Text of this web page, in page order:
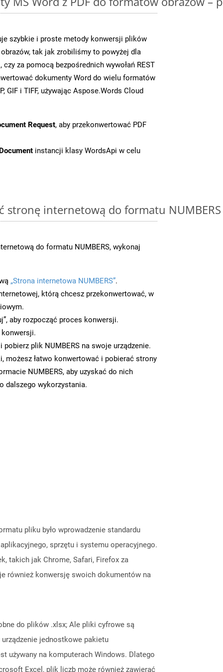
szybkie i proste metody konwersji plików
tak jak zrobiliśmy to powyżej dla
za pomocą bezpośrednich wywołań REST
dokumenty Word do wielu formatów
GIF i TIFF, używając Aspose.Words Cloud
Request, aby przekonwertować PDF
instancji klasy WordsApi w celu
stronę internetową do formatu NUMBERS
do formatu NUMBERS, wykonaj
„Strona internetowa NUMBERS”.
którą chcesz przekonwertować, w
aby rozpocząć proces konwersji.
konwersji.
plik NUMBERS na swoje urządzenie.
możesz łatwo konwertować i pobierać strony
NUMBERS, aby uzyskać do nich
dalszego wykorzystania.
pliku było wprowadzenie standardu
sprzętu i systemu operacyjnego.
takich jak Chrome, Safari, Firefox za
również konwersję swoich dokumentów na
do plików .xlsx; Ale pliki cyfrowe są
jednostkowe pakietu
używany na komputerach Windows. Dlatego
Excel, plik liczb może również zawierać